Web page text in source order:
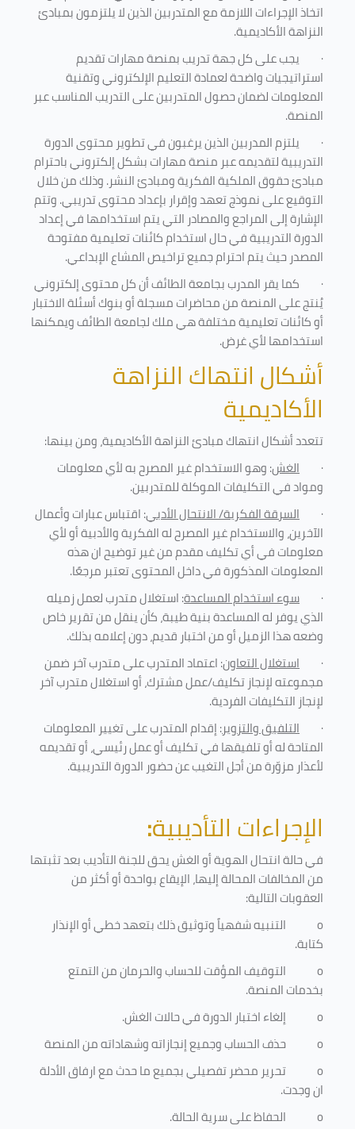
اتخاذ الإجراءات اللازمة مع المتدربين الذين لا يلتزمون بمبادئ
النزاهة الأكاديمية.
· يجب على كل جهة تدريب بمنصة مهارات تقديم
استراتيجيات واضحة لعمادة التعليم الإلكتروني وتقنية
المعلومات لضمان حصول المتدربين على التدريب المناسب عبر
المنصة.
· يلتزم المدربين الذين يرغبون في تطوير محتوى الدورة
التدريبية لتقديمه عبر منصة مهارات بشكل إلكتروني باحترام
مبادئ حقوق الملكية الفكرية ومبادئ النشر. وذلك من خلال
التوقيع على نموذج تعهد وإقرار بإعداد محتوى تدريبي. وتتم
الإشارة إلى المراجع والمصادر التي يتم استخدامها في إعداد
الدورة التدريبية في حال استخدام كائنات تعليمية مفتوحة
المصدر حيث يتم احترام جميع تراخيص المشاع الإبداعي.
· كما يقر المدرب بجامعة الطائف أن كل محتوى إلكتروني
يُنتج على المنصة من محاضرات مسجلة أو بنوك أسئلة الاختبار
أو كائنات تعليمية مختلفة هي ملك لجامعة الطائف ويمكنها
استخدامها لأي غرض.
أشكال انتهاك النزاهة
الأكاديمية
تتعدد أشكال انتهاك مبادئ النزاهة الأكاديمية، ومن بينها:
· الغش: وهو الاستخدام غير المصرح به لأي معلومات
ومواد في التكليفاتالموكلة للمتدربين.
· السرقة الفكرية/ الانتحال الأدبي: اقتباس عبارات وأعمال
الآخرين، والاستخدام غير المصرح له الفكرية والأدبية أو لأي
معلومات في أي تكليف مقدم من غير توضيح ان هذه
المعلومات المذكورة في داخل المحتوى تعتبر مرجعًا.
· سوء استخدام المساعدة: استغلال متدرب لعمل زميله
الذي يوفر له المساعدة بنية طيبة، كأن ينقل من تقرير خاص
وضعه هذا الزميل أو من اختبار قديم، دون إعلامه بذلك.
· استغلال التعاون: اعتماد المتدرب على متدرب آخر ضمن
مجموعته لإنجاز تكليف/عمل مشترك، أو استغلال متدرب آخر
لإنجاز التكليفات الفردية.
· التلفيق والتزوير: إقدام المتدرب على تغيير المعلومات
المتاحة له أو تلفيقها في تكليف أو عمل رئيسي، أو تقديمه
لأعذار مزوّرة من أجل التغيب عن حضور الدورة التدريبية.
الإجراءات التأديبية:
في حالة انتحال الهوية أو الغش يحق للجنة التأديب بعد تثبتها
من المخالفات المحالة إليها، الإيقاع بواحدة أو أكثر من
العقوبات التالية:
o
التنبيه شفهياً وتوثيق ذلك بتعهد خطي أو الإنذار
كتابة.
o
التوقيف المؤقت للحساب والحرمان من التمتع
بخدمات المنصة.
o
إلغاء اختبار الدورة في حالات الغش.
o
حذف الحساب وجميع إنجازاته وشهاداته من المنصة
o
تحرير محضر تفصيلي بجميع ما حدث مع ارفاق الأدلة
ان وجدت.
o
الحفاظ على سرية الحالة.